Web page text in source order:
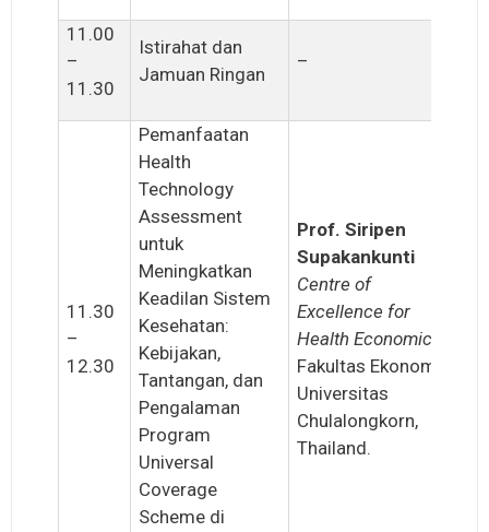
11.00
–
11.30
Istirahat dan
Jamuan Ringan
–
11.30
–
12.30
Pemanfaatan
Health
Technology
Assessment
untuk
Meningkatkan
Keadilan Sistem
Kesehatan:
Kebijakan,
Tantangan, dan
Pengalaman
Program
Universal
Coverage
Scheme di
Prof. Siripen
Supakankunti
Centre of
Excellence for
Health Economics
Fakultas Ekonomi,
Universitas
Chulalongkorn,
Thailand.